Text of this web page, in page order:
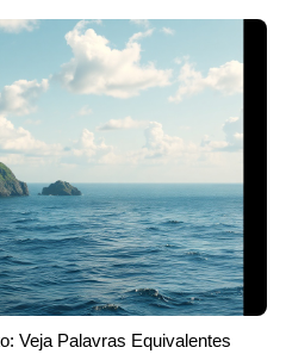
Veja Palavras Equivalentes